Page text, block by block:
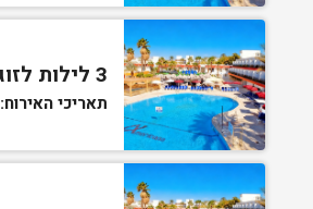
3 לילות לזוג + 2 ילדים ע"ב לינה וארוחת בוקר בחדר סופריור
תאריכי האירוח: